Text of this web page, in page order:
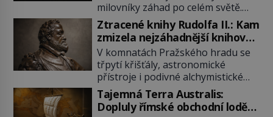
milovníky záhad po celém světě.
Tato románská zlatnická památka
ze 13. století je po českých
korunovačních klenotech druhým
nejcennějším movitým majetkem v
České republice. Přestože byl
klenot v roce 1985 po dramatickém
pátrání kriminalistů úspěšně
nalezen, jeho minulost stále
Ztracené knihy Rudolfa II.: Kam
zmizela nejzáhadnější knihovna
Evropy?
V komnatách Pražského hradu se
třpytí křišťály, astronomické
přístroje i podivné alchymistické
rukopisy. Císař Rudolf II.
shromažďuje vše, co souvisí s
tajemstvím přírody, hvězd i
Tajemná Terra Australis:
Dopluly římské obchodní lodě